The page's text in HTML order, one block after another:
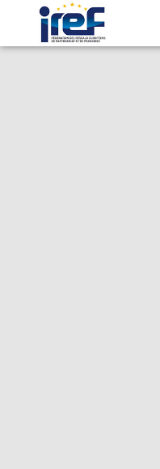
Cookies management panel